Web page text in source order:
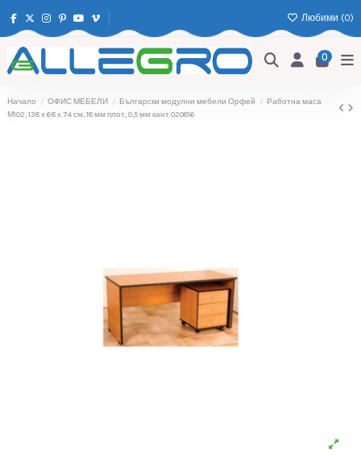
Любими (0)
0
Начало ОФИС МЕБЕЛИ Български модулни мебели Орфей
Работна маса
М102, 138 х 68 х 74 см, 18 мм плот, 0,5 мм кант 020816